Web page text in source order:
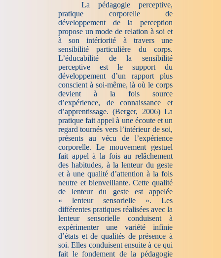
La pédagogie perceptive,
pratique corporelle de
développement de la perception
propose un mode de relation à soi et
à son intériorité à travers une
sensibilité particulière du corps.
L’éducabilité de la sensibilité
perceptive est le support du
développement d’un rapport plus
conscient à soi-même, là où le corps
devient à la fois source
d’expérience, de connaissance et
d’apprentissage. (Berger, 2006) La
pratique fait appel à une écoute et un
regard tournés vers l’intérieur de soi,
présents au vécu de l’expérience
corporelle. Le mouvement gestuel
fait appel à la fois au relâchement
des habitudes, à la lenteur du geste
et à une qualité d’attention à la fois
neutre et bienveillante. Cette qualité
de lenteur du geste est appelée
« lenteur sensorielle ». Les
différentes pratiques réalisées avec la
lenteur sensorielle conduisent à
expérimenter une variété infinie
d’états et de qualités de présence à
soi. Elles conduisent ensuite à ce qui
fait le fondement de la pédagogie